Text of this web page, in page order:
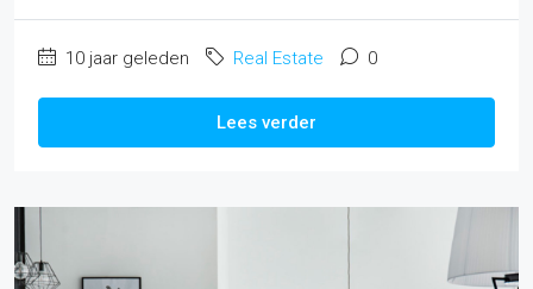
10 jaar geleden Real Estate 0
Lees verder